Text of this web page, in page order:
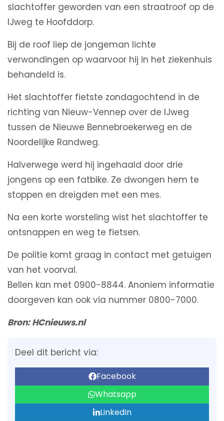
slachtoffer geworden van een straatroof op de
IJweg te Hoofddorp.
Bij de roof liep de jongeman lichte
verwondingen op waarvoor hij in het ziekenhuis
behandeld is.
Het slachtoffer fietste zondagochtend in de
richting van Nieuw-Vennep over de IJweg
tussen de Nieuwe Bennebroekerweg en de
Noordelijke Randweg.
Halverwege werd hij ingehaald door drie
jongens op een fatbike. Ze dwongen hem te
stoppen en dreigden met een mes.
Na een korte worsteling wist het slachtoffer te
ontsnappen en weg te fietsen.
De politie komt graag in contact met getuigen
van het voorval.
Bellen kan met 0900-8844. Anoniem informatie
doorgeven kan ook via nummer 0800-7000.
Bron: HCnieuws.nl
Deel dit bericht via:
Facebook
Whatsapp
LinkedIn